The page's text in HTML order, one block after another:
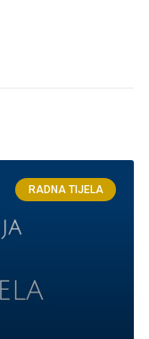
RADNA TIJELA